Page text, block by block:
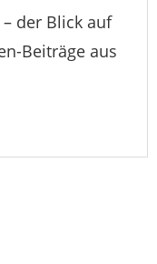
der Blick auf
Beiträge aus